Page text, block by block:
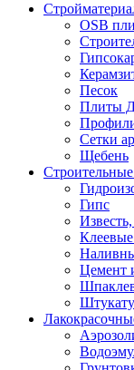
OSB
Песок
Плиты
Сетки
Щебень
Гипс
Цемент